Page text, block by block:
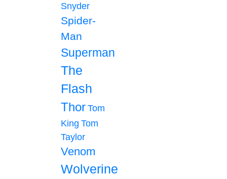
Snyder
Spider-
Man
Superman
The
Flash
Thor Tom
King Tom
Taylor
Venom
Wolverine